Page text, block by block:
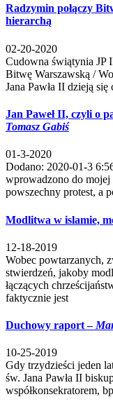
Radzymin połączy
hierarchą
02-20-2020
Cudowna świątynia JP
Bitwę Warszawską /
Jana Pawła II dzieją
Jan Paweł II, czyli o
Tomasz Gabiś
01-3-2020
Dodano: 2020-01-3
wprowadzono do mojej
powszechny protest, a
Modlitwa w islamie,
12-18-2019
Wobec powtarzanych,
stwierdzeń, jakoby
łączących
faktycznie jest
Duchowy raport –
10-25-2019
Gdy trzydzieści jeden
św. Jana Pawła II
współkonsekratorem,